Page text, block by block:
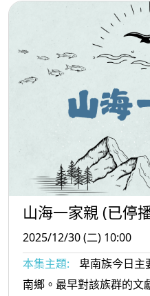
山海一家親 (已停
2025/12/30 (二) 10:00
本集主題:
卑南族今日主
南鄉。最早對該族群的文